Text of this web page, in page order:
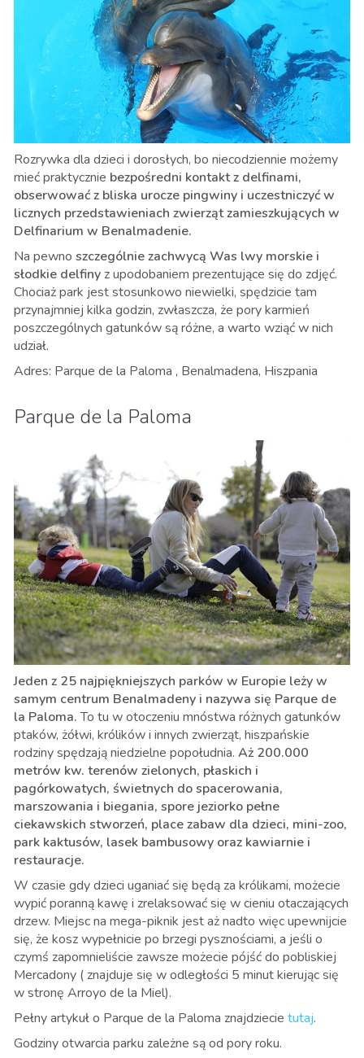
Rozrywka dla dzieci i dorosłych, bo niecodziennie możemy
mieć praktycznie bezpośredni kontakt z delfinami,
obserwować z bliska urocze pingwiny i uczestniczyć w
licznych przedstawieniach zwierząt zamieszkujących w
Delfinarium w Benalmadenie.
Na pewno szczególnie zachwycą Was lwy morskie i
słodkie delfiny z upodobaniem prezentujące się do zdjęć.
Chociaż park jest stosunkowo niewielki, spędzicie tam
przynajmniej kilka godzin, zwłaszcza, że pory karmień
poszczególnych gatunków są różne, a warto wziąć w nich
udział.
Adres: Parque de la Paloma , Benalmadena, Hiszpania
Parque de la Paloma
Jeden z 25 najpiękniejszych parków w Europie leży w
samym centrum Benalmadeny i nazywa się Parque de
la Paloma.To tu w otoczeniu mnóstwa różnych gatunków
ptaków, żółwi, królików i innych zwierząt, hiszpańskie
rodziny spędzają niedzielne popołudnia. Aż 200.000
metrów kw. terenów zielonych, płaskich i
pagórkowatych, świetnych do spacerowania,
marszowania i biegania, spore jeziorko pełne
ciekawskich stworzeń, place zabaw dla dzieci, mini-zoo,
park kaktusów, lasek bambusowy oraz kawiarnie i
restauracje.
W czasie gdy dzieci uganiać się będą za królikami, możecie
wypić poranną kawę i zrelaksować się w cieniu otaczających
drzew. Miejsc na mega-piknik jest aż nadto więc upewnijcie
się, że kosz wypełnicie po brzegi pysznościami, a jeśli o
czymś zapomnieliście zawsze możecie pójść do pobliskiej
Mercadony ( znajduje się w odległości 5 minut kierując się
w stronę Arroyo de la Miel).
Pełny artykuł o Parque de la Paloma znajdziecie tutaj.
Godziny otwarcia parku zależne są od pory roku.